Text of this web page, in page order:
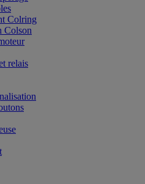
Colring
Colson
relais